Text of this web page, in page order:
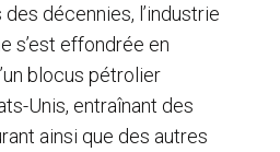
décennies, l’industrie
s’est effondrée en
blocus pétrolier
Unis, entraînant des
ainsi que des autres